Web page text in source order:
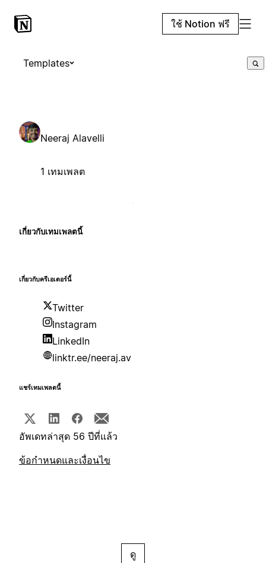
ใช้ Notion ฟรี
Templates
Neeraj Alavelli
1 เทมเพลต
เกี่ยวกับเทมเพลตนี้
เกี่ยวกับครีเอเตอร์นี้
Twitter
Instagram
LinkedIn
linktr.ee/neeraj.av
แชร์เทมเพลตนี้
อัพเดทล่าสุด 56 ปีที่แล้ว
ข้อกำหนดและเงื่อนไข
ดู